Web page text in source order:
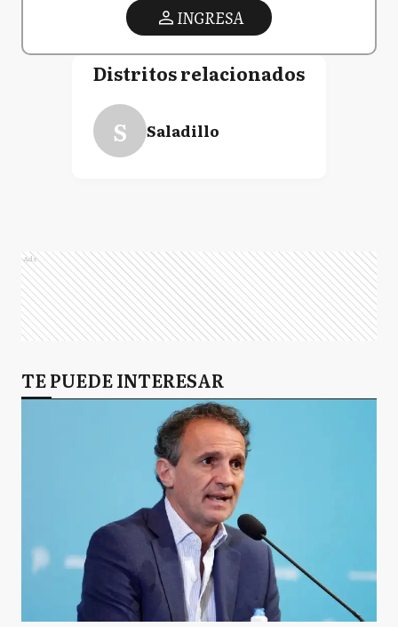
INGRESA
Distritos relacionados
S Saladillo
Ads
TE PUEDE INTERESAR